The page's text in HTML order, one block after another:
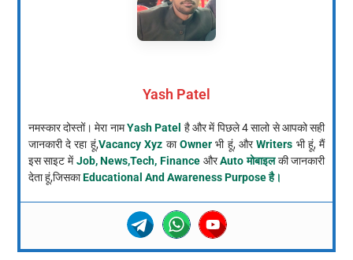
Yash Patel
नमस्कार दोस्तों। मेरा नामYash Patel है और में पिछले 4 सालो से आपको सही
जानकारी दे रहा हूं,Vacancy Xyz काOwnerभी हूं, औरWriters भी हूं, मैं
इस साइट मेंJob, News,Tech, Finance औरAuto मोबाइलकी जानकारी
देता हूं,जिसकाEducational And Awareness Purpose है।